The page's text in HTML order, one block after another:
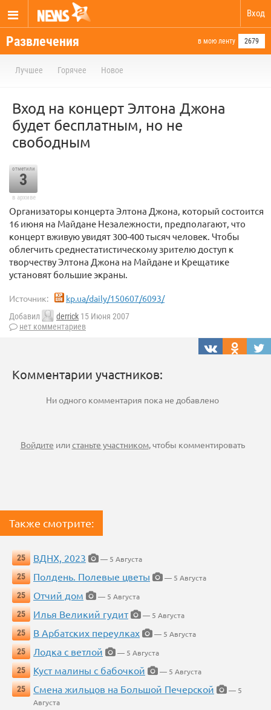
Вход
Развлечения в мою ленту 2679
Лучшее Горячее Новое
Вход на концерт Элтона Джона
будет бесплатным, но не
свободным
отметили
3
в архиве
Организаторы концерта Элтона Джона, который состоится
16 июня на Майдане Незалежности, предполагают, что
концерт вживую увидят 300-400 тысяч человек. Чтобы
облегчить среднестатистическому зрителю доступ к
творчеству Элтона Джона на Майдане и Крещатике
установят большие экраны.
Источник: kp.ua/daily/150607/6093/
Добавил derrick 15 Июня 2007
нет комментариев
Комментарии участников:
Ни одного комментария пока не добавлено
Войдите илистаньте участником, чтобы комментировать
Также смотрите:
25 ВДНХ, 2023
— 5 Августа
25
Полдень. Полевые цветы
— 5 Августа
25
Отчий дом
— 5 Августа
25
Илья Великий гудит
— 5 Августа
25
В Арбатских переулках
— 5 Августа
25
Лодка с ветлой
— 5 Августа
25
Куст малины с бабочкой
— 5 Августа
25
Смена жильцов на Большой Печерской
— 5
Августа